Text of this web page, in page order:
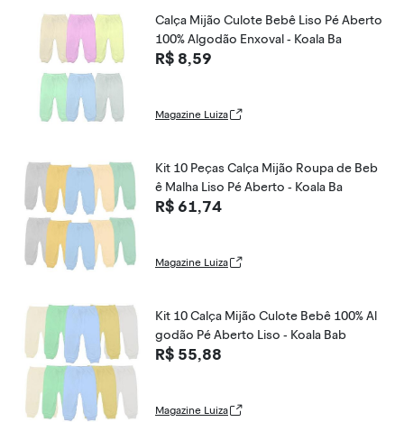
Calça Mijão Culote Bebê Liso Pé Aberto
100% Algodão Enxoval - Koala Ba
R$ 8,59
Magazine Luiza
Kit 10 Peças Calça Mijão Roupa de Beb
ê Malha Liso Pé Aberto - Koala Ba
R$ 61,74
Magazine Luiza
Kit 10 Calça Mijão Culote Bebê 100% Al
godão Pé Aberto Liso - Koala Bab
R$ 55,88
Magazine Luiza